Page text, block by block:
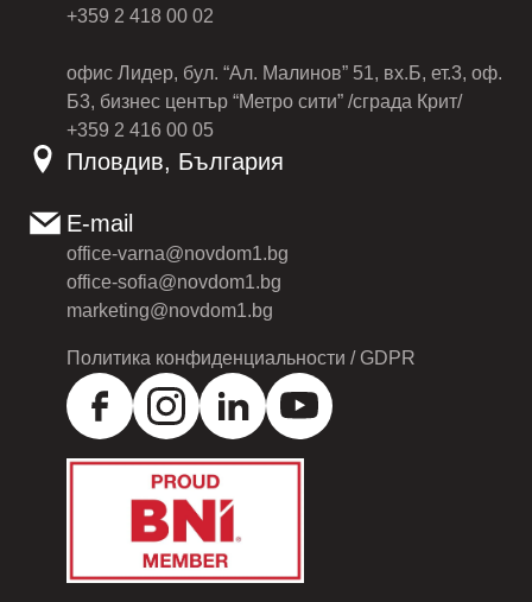
+359 2 418 00 02
офис Лидер, бул. “Ал. Малинов” 51, вх.Б, ет.3, оф.
Б3, бизнес център “Метро сити” /сграда Крит/
+359 2 416 00 05
Пловдив, България
E-mail
office-varna@novdom1.bg
office-sofia@novdom1.bg
marketing@novdom1.bg
Политика конфиденциальности / GDPR